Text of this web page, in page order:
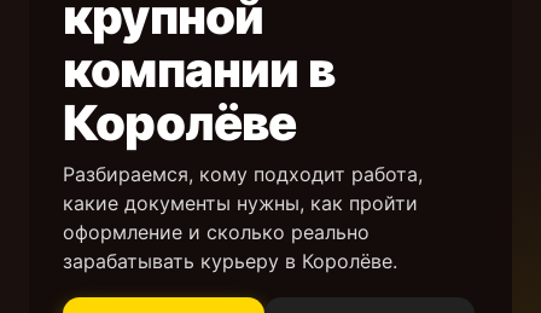
крупной
компании в
Королёве
Разбираемся, кому подходит работа,
какие документы нужны, как пройти
оформление и сколько реально
зарабатывать курьеру в Королёве.